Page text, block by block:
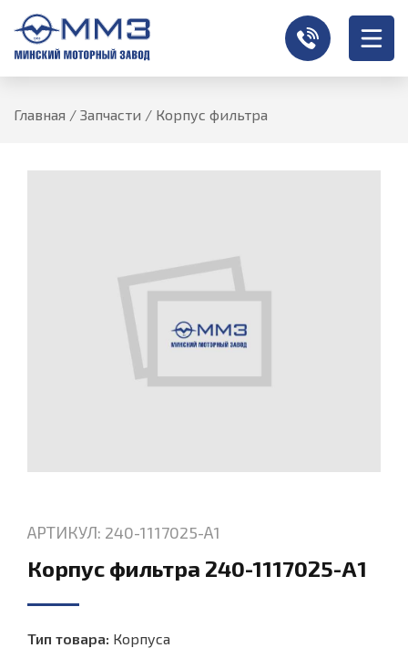
Главная / Запчасти / Корпус фильтра
АРТИКУЛ: 240-1117025-А1
Корпус фильтра 240-1117025-А1
Тип товара: Корпуса